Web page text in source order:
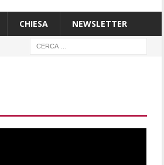
CHIESA NEWSLETTER